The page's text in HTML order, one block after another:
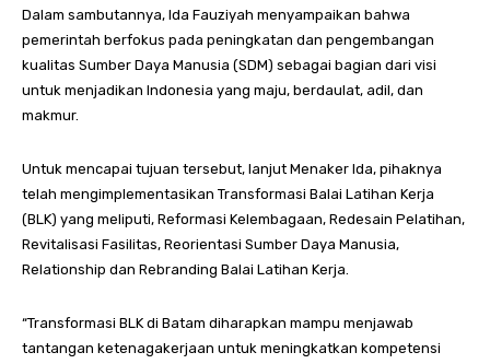
Dalam sambutannya, Ida Fauziyah menyampaikan bahwa
pemerintah berfokus pada peningkatan dan pengembangan
kualitas Sumber Daya Manusia (SDM) sebagai bagian dari visi
untuk menjadikan Indonesia yang maju, berdaulat, adil, dan
makmur.
Untuk mencapai tujuan tersebut, lanjut Menaker Ida, pihaknya
telah mengimplementasikan Transformasi Balai Latihan Kerja
(BLK) yang meliputi, Reformasi Kelembagaan, Redesain Pelatihan,
Revitalisasi Fasilitas, Reorientasi Sumber Daya Manusia,
Relationship dan Rebranding Balai Latihan Kerja.
“Transformasi BLK di Batam diharapkan mampu menjawab
tantangan ketenagakerjaan untuk meningkatkan kompetensi